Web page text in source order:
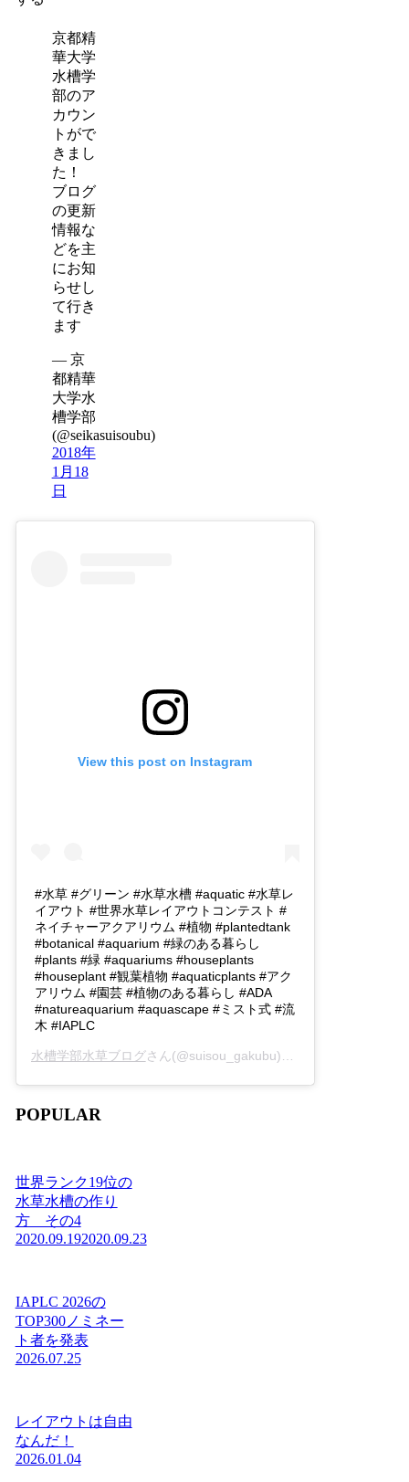
京都精
華大学
水槽学
部のア
カウン
トがで
きまし
た！
ブログ
の更新
情報な
どを主
にお知
らせし
て行き
ます
— 京
都精華
大学水
槽学部
(@seikasuisoubu)
2018年
1月18
日
View this post on Instagram
#水草 #グリーン #水草水槽 #aquatic #水草レ
イアウト #世界水草レイアウトコンテスト #
ネイチャーアクアリウム #植物 #plantedtank
#botanical #aquarium #緑のある暮らし
#plants #緑 #aquariums #houseplants
#houseplant #観葉植物 #aquaticplants #アク
アリウム #園芸 #植物のある暮らし #ADA
#natureaquarium #aquascape #ミスト式 #流
木 #IAPLC
水槽学部水草ブログさん(@suisou_gakubu)がシェアした投稿 -
POPULAR
世界ランク19位の
水草水槽の作り
方 その4
2020.09.192020.09.23
IAPLC 2026の
TOP300ノミネー
ト者を発表
2026.07.25
レイアウトは自由
なんだ！
2026.01.04